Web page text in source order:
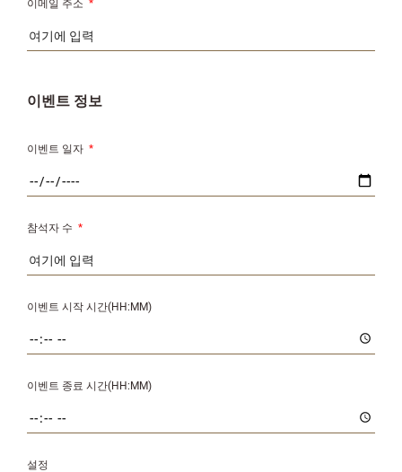
이벤트 정보
이벤트 일자 *
참석자 수 *
이벤트 시작 시간(HH:MM)
이벤트 종료 시간(HH:MM)
설정